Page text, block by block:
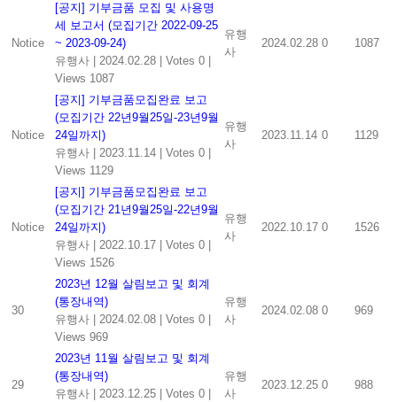
Notice
[공지] 기부금품 모집 및 사용명
세 보고서 (모집기간 2022-09-25
~ 2023-09-24)
유행사
2024.02.28 Votes 0
Views 1087
유행
사
2024.02.28 0 1087
Notice
[공지] 기부금품모집완료 보고
(모집기간 22년9월25일-23년9월
24일까지)
유행사
2023.11.14 Votes 0
Views 1129
유행
사
2023.11.14 0 1129
Notice
[공지] 기부금품모집완료 보고
(모집기간 21년9월25일-22년9월
24일까지)
유행사
2022.10.17 Votes 0
Views 1526
유행
사
2022.10.17 0 1526
30
2023년 12월 살림보고 및 회계
(통장내역)
유행사
2024.02.08 Votes 0
Views 969
유행
사
2024.02.08 0 969
29
2023년 11월 살림보고 및 회계
(통장내역)
유행사
2023.12.25 Votes 0
유행
사
2023.12.25 0 988